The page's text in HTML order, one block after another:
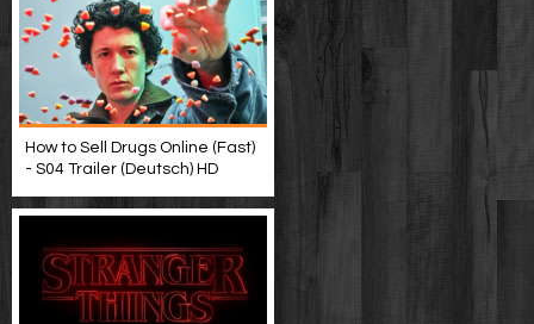
How to Sell Drugs Online (Fast)
- S04 Trailer (Deutsch) HD